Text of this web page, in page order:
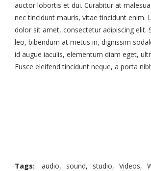
auctor lobortis et dui. Curabitur at
nec tincidunt mauris, vitae tincidunt enim.
dolor sit amet, consectetur adipiscing elit.
leo, bibendum at metus in, dignissim
id augue iaculis, elementum diam eget,
Fusce eleifend tincidunt neque, a porta
Tags: audio, sound, studio, Videos,